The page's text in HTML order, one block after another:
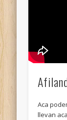
Aca
llevan